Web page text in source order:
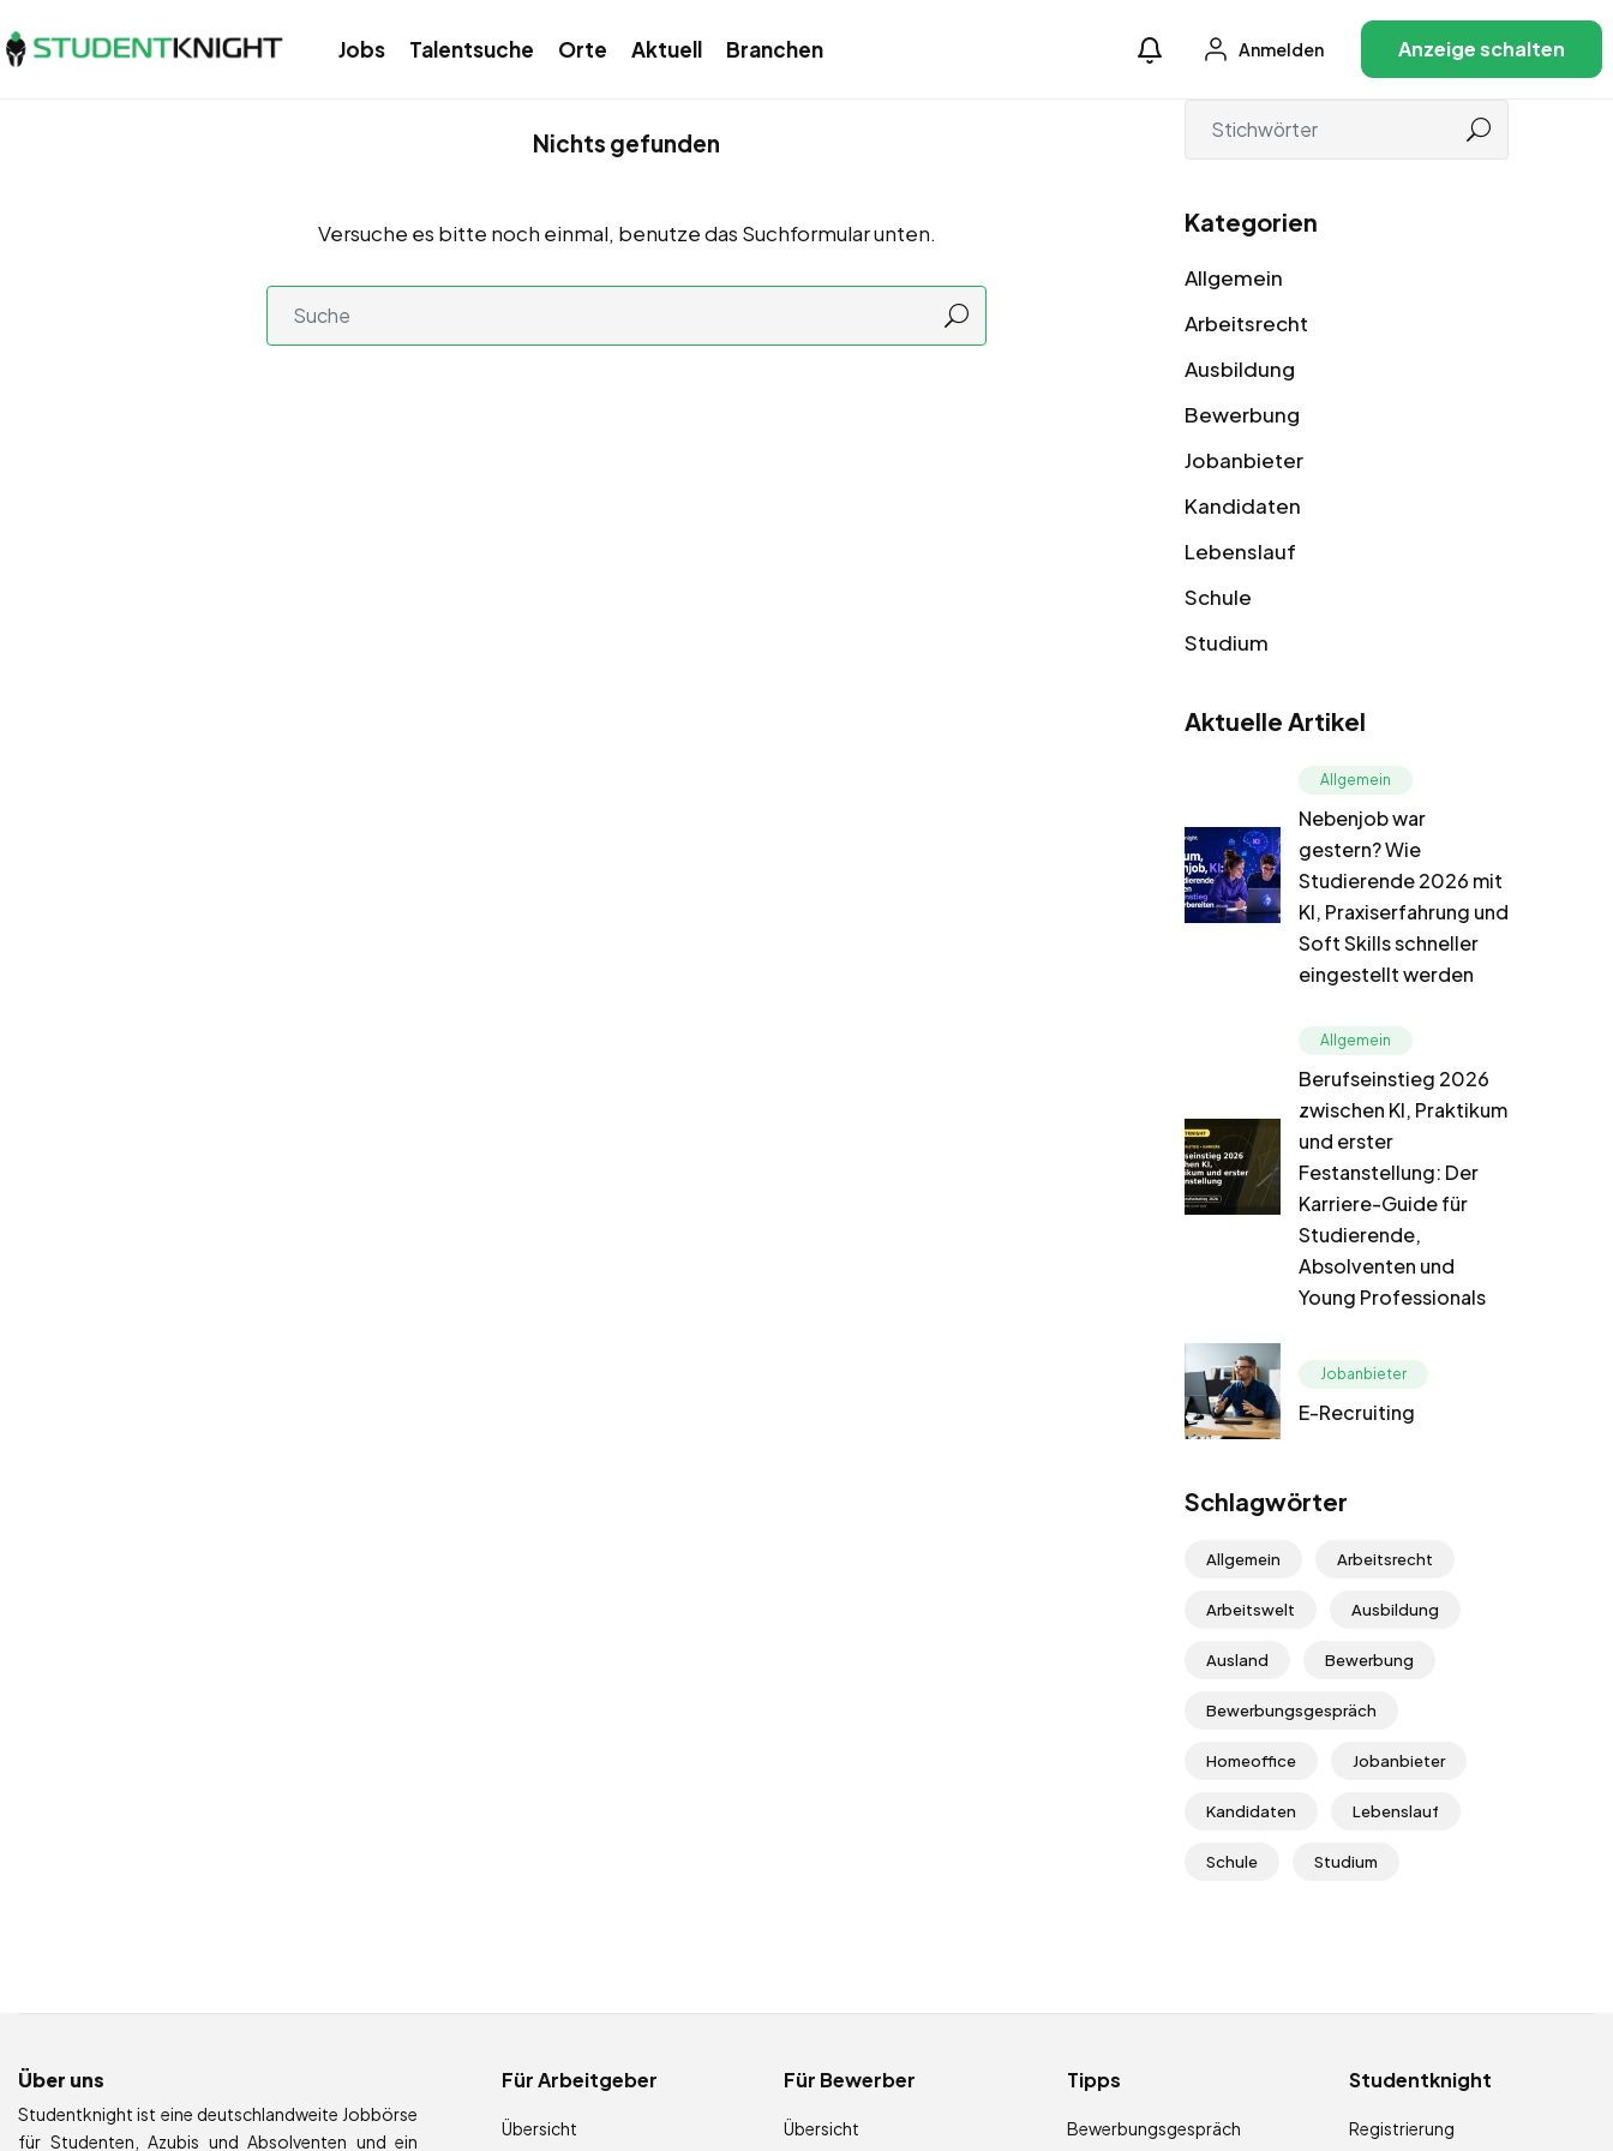
Jobs Talentsuche Orte Aktuell Branchen Anmelden Anzeige schalten
Nichts gefunden
Versuche es bitte noch einmal, benutze das Suchformular unten. Kategorien
Allgemein
Arbeitsrecht
Ausbildung
Bewerbung
Jobanbieter
Kandidaten
Lebenslauf
Schule
Studium
Aktuelle Artikel
Allgemein
Nebenjob war
gestern? Wie
Studierende 2026 mit
KI, Praxiserfahrung und
Soft Skills schneller
eingestellt werden
Allgemein
Berufseinstieg 2026
zwischen KI, Praktikum
und erster
Festanstellung: Der
Karriere-Guide für
Studierende,
Absolventen und
Young Professionals
Jobanbieter
E-Recruiting
Schlagwörter
Allgemein Arbeitsrecht
Arbeitswelt Ausbildung
Ausland Bewerbung
Bewerbungsgespräch
Homeoffice Jobanbieter
Kandidaten Lebenslauf
Schule Studium
Über uns
Studentknight ist eine deutschlandweite Jobbörse
für Studenten, Azubis und Absolventen und ein
Für Arbeitgeber
Übersicht
Für Bewerber
Übersicht
Tipps
Bewerbungsgespräch
Studentknight
Registrierung